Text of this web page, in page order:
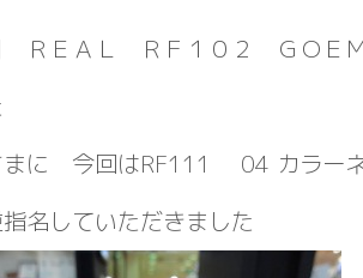
ＲＥＡＬ ＲＦ１０２ ＧＯＥ
まに 今回はRF111 04 カラ
名していただきました